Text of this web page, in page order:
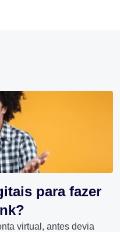
para fazer
virtual, antes devia